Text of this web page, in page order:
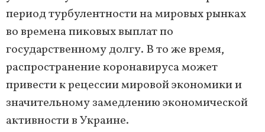
период турбулентности на мировых рынках
во времена пиковых выплат по
государственному долгу. В то же время,
распространение коронавируса может
привести к рецессии мировой экономики и
значительному замедлению экономической
активности в Украине.